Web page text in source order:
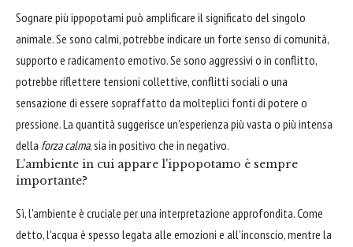
Sognare più ippopotami può amplificare il significato del singolo
animale. Se sono calmi, potrebbe indicare un forte senso di comunità,
supporto e radicamento emotivo. Se sono aggressivi o in conflitto,
potrebbe riflettere tensioni collettive, conflitti sociali o una
sensazione di essere sopraffatto da molteplici fonti di potere o
pressione. La quantità suggerisce un'esperienza più vasta o più intensa
della forza calma, sia in positivo che in negativo.
L'ambiente in cui appare l'ippopotamo è sempre
importante?
Sì, l'ambiente è cruciale per una interpretazione approfondita. Come
detto, l'acqua è spesso legata alle emozioni e all'inconscio, mentre la